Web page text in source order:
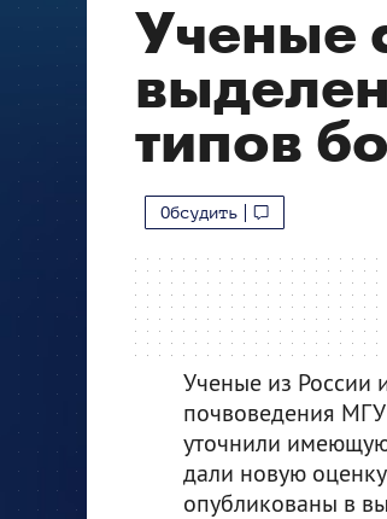
Ученые
типов
Обсудить
Ученые из России
почвоведения
уточнили
дали новую
опубликованы в